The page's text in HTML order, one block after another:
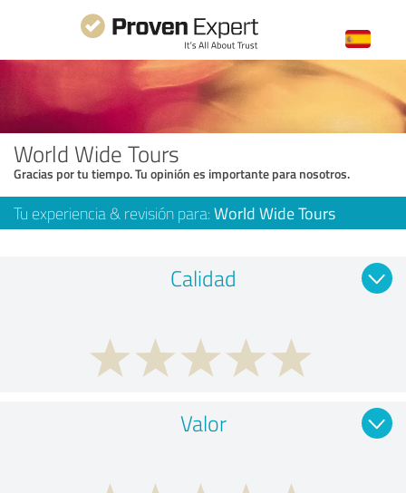
World Wide Tours
Gracias por tu tiempo. Tu opinión es importante para nosotros.
Tu experiencia & revisión para: World Wide Tours
Calidad
Valor